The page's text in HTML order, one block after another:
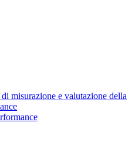
di misurazione e valutazione della